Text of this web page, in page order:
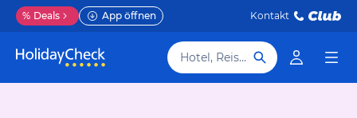
% Deals App öffnen Kontakt
Hotel, Reiseziel